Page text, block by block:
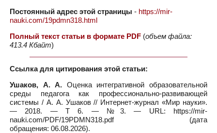
Постоянный адрес этой страницы - https://mir-
nauki.com/19pdmn318.html
Полный текст статьи в формате PDF (объем файла:
413.4 Кбайт)
Ссылка для цитирования этой статьи:
Ушаков, А. А. Оценка интегративной образовательной
среды педагога как профессионально-развивающей
системы / А. А. Ушаков // Интернет-журнал «Мир науки».
— 2018. — Т 6. — №3. — URL: https://mir-
nauki.com/PDF/19PDMN318.pdf (дата
обращения: 06.08.2026).